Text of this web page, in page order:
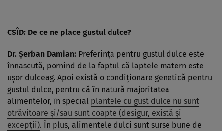
CSÎD: De ce ne place gustul dulce?
Dr. Șerban Damian: Preferința pentru gustul dulce este
înnascută, pornind de la faptul că laptele matern este
ușor dulceag. Apoi există o condiționare genetică pentru
gustul dulce, pentru că în natură majoritatea
alimentelor, în special plantele cu gust dulce nu sunt
otrăvitoare și/sau sunt coapte (desigur, există și
excepții). În plus, alimentele dulci sunt surse bune de